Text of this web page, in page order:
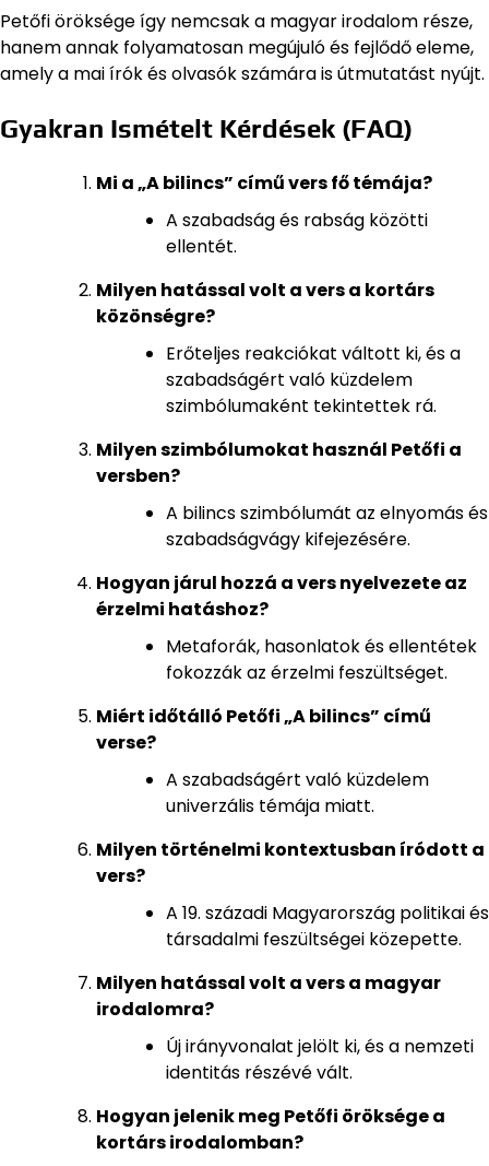
Petőfi öröksége így nemcsak a magyar irodalom része,
hanem annak folyamatosan megújuló és fejlődő eleme,
amely a mai írók és olvasók számára is útmutatást nyújt.
Gyakran Ismételt Kérdések (FAQ)
Mi a „A bilincs” című vers fő témája?
A szabadság és rabság közötti
ellentét.
Milyen hatással volt a vers a kortárs
közönségre?
Erőteljes reakciókat váltott ki, és a
szabadságért való küzdelem
szimbólumaként tekintettek rá.
Milyen szimbólumokat használ Petőfi a
versben?
A bilincs szimbólumát az elnyomás és
szabadságvágy kifejezésére.
Hogyan járul hozzá a vers nyelvezete az
érzelmi hatáshoz?
Metaforák, hasonlatok és ellentétek
fokozzák az érzelmi feszültséget.
Miért időtálló Petőfi „A bilincs” című
verse?
A szabadságért való küzdelem
univerzális témája miatt.
Milyen történelmi kontextusban íródott a
vers?
A 19. századi Magyarország politikai és
társadalmi feszültségei közepette.
Milyen hatással volt a vers a magyar
irodalomra?
Új irányvonalat jelölt ki, és a nemzeti
identitás részévé vált.
Hogyan jelenik meg Petőfi öröksége a
kortárs irodalomban?